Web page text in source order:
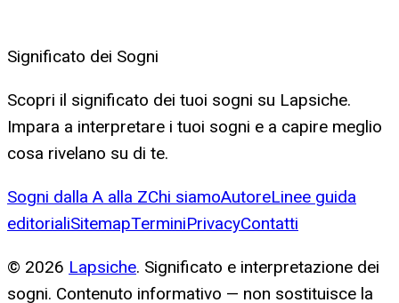
Significato dei Sogni
Scopri il significato dei tuoi sogni su Lapsiche.
Impara a interpretare i tuoi sogni e a capire meglio
cosa rivelano su di te.
Sogni dalla A alla ZChi siamoAutoreLinee guida
editorialiSitemapTerminiPrivacyContatti
© 2026 Lapsiche. Significato e interpretazione dei
sogni. Contenuto informativo — non sostituisce la